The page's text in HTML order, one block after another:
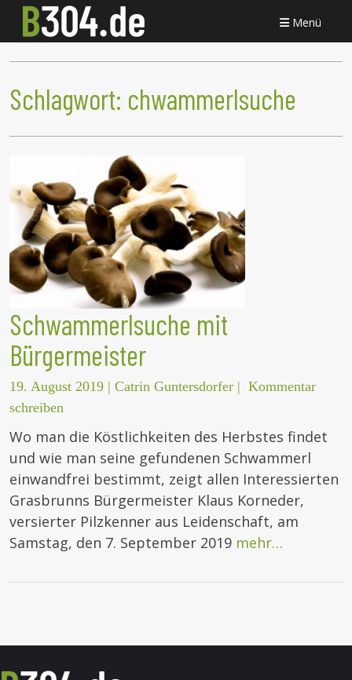
Menü
Schlagwort: chwammerlsuche
Schwammerlsuche mit
Bürgermeister
19. August 2019 | Catrin Guntersdorfer | Kommentar
schreiben
Wo man die Köstlichkeiten des Herbstes findet
und wie man seine gefundenen Schwammerl
einwandfrei bestimmt, zeigt allen Interessierten
Grasbrunns Bürgermeister Klaus Korneder,
versierter Pilzkenner aus Leidenschaft, am
Samstag, den 7. September 2019 mehr…